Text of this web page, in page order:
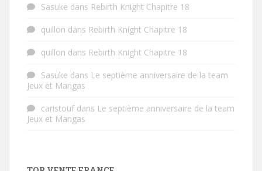
Sasuke dans Rebirth Knight Chapitre 18
quillon dans Rebirth Knight Chapitre 18
quillon dans Rebirth Knight Chapitre 18
Sasuke dans Le septième anniversaire de la team
Jeux et Mangas
caristoufdans Le septième anniversaire de la team
Jeux et Mangas